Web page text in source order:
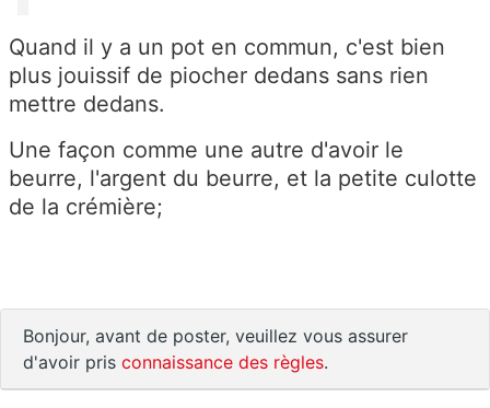
Quand il y a un pot en commun, c'est bien
plus jouissif de piocher dedans sans rien
mettre dedans.
Une façon comme une autre d'avoir le
beurre, l'argent du beurre, et la petite culotte
de la crémière;
Bonjour, avant de poster, veuillez vous assurer
d'avoir pris connaissance des règles.